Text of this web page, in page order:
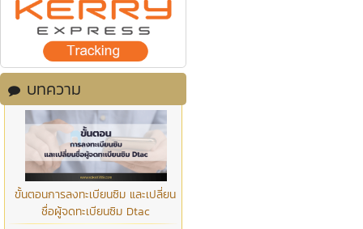
บทความ
ขั้นตอนการลงทะเบียนซิม และเปลี่ยน
ชื่อผู้จดทะเบียนซิม Dtac